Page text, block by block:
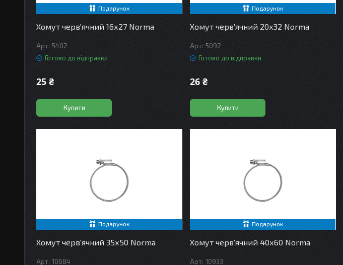
Подарунок
Хомут черв'ячний 16х27 Norma
5402
Готово до відправки
25 ₴
Купити
Подарунок
Хомут черв'ячний 20х32 Norma
5092
Готово до відправки
26 ₴
Купити
Подарунок
Хомут черв'ячний 35х50 Norma
10684
Подарунок
Хомут черв'ячний 40х60 Norma
10933